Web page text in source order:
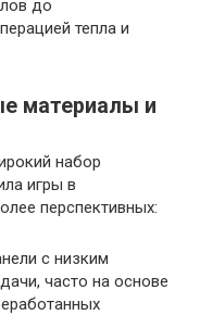
до
тепла и
материалы и
набор
игры в
перспективных:
с низким
часто на основе